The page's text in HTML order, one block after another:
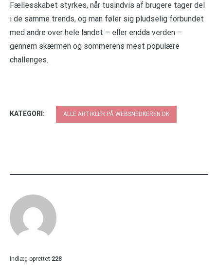
Fællesskabet styrkes, når tusindvis af brugere tager del
i de samme trends, og man føler sig pludselig forbundet
med andre over hele landet – eller endda verden –
gennem skærmen og sommerens mest populære
challenges.
KATEGORI: ALLE ARTIKLER PÅ WEBSNEDKEREN.DK
Indlæg oprettet 228